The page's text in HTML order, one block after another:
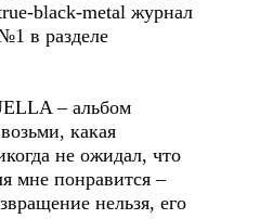
black-metal журнал
в разделе
– альбом
какая
не ожидал, что
мне понравится –
нельзя, его